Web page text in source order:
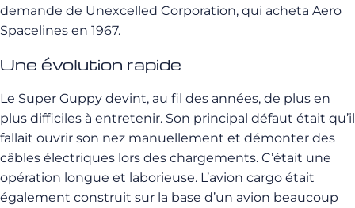
demande de Unexcelled Corporation, qui acheta Aero
Spacelines en 1967.
Une évolution rapide
Le Super Guppy devint, au fil des années, de plus en
plus difficiles à entretenir. Son principal défaut était qu’il
fallait ouvrir son nez manuellement et démonter des
câbles électriques lors des chargements. C’était une
opération longue et laborieuse. L’avion cargo était
également construit sur la base d’un avion beaucoup